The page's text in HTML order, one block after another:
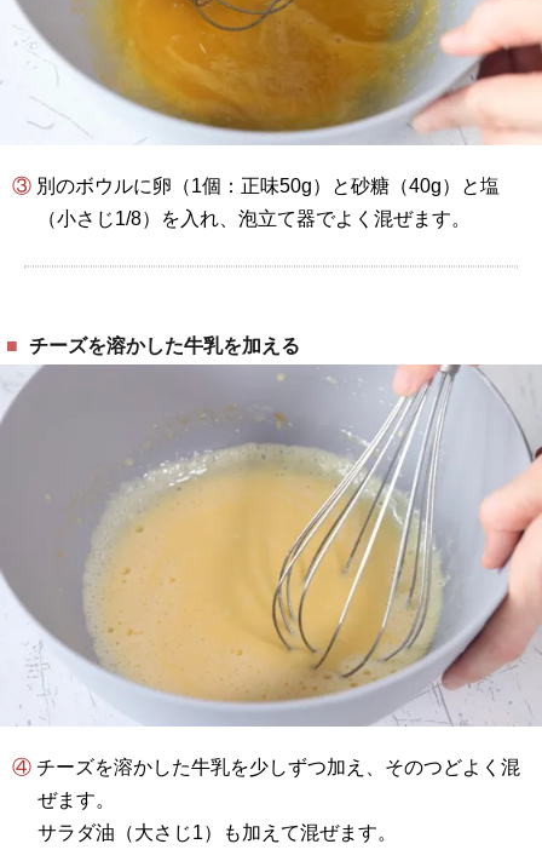
③ 別のボウルに卵（1個：正味50g）と砂糖（40g）と塩
（小さじ1/8）を入れ、泡立て器でよく混ぜます。
チーズを溶かした牛乳を加える
④ チーズを溶かした牛乳を少しずつ加え、そのつどよく混
ぜます。
サラダ油（大さじ1）も加えて混ぜます。